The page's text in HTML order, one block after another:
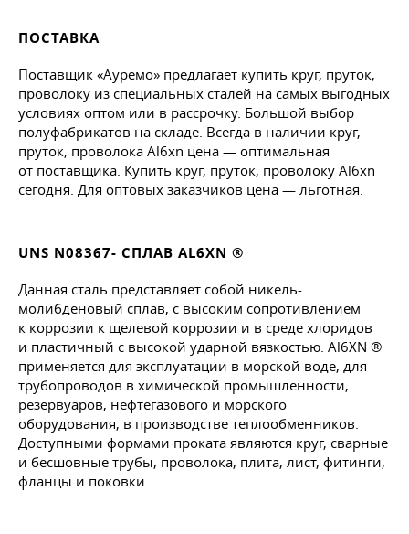
ПОСТАВКА
Поставщик «Ауремо» предлагает купить круг, пруток,
проволоку из специальных сталей на самых выгодных
условиях оптом или в рассрочку. Большой выбор
полуфабрикатов на складе. Всегда в наличии круг,
пруток, проволока Al6xn цена — оптимальная
от поставщика. Купить круг, пруток, проволоку Al6xn
сегодня. Для оптовых заказчиков цена — льготная.
UNS N08367- СПЛАВ AL6XN ®
Данная сталь представляет собой никель-
молибденовый сплав, с высоким сопротивлением
к коррозии к щелевой коррозии и в среде хлоридов
и пластичный с высокой ударной вязкостью. Al6XN ®
применяется для эксплуатации в морской воде, для
трубопроводов в химической промышленности,
резервуаров, нефтегазового и морского
оборудования, в производстве теплообменников.
Доступными формами проката являются круг, сварные
и бесшовные трубы, проволока, плита, лист, фитинги,
фланцы и поковки.